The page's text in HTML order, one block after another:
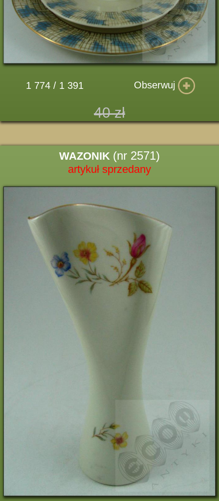
1 774 / 1 391 Obserwuj
40 zł
WAZONIK (nr 2571)
artykuł sprzedany